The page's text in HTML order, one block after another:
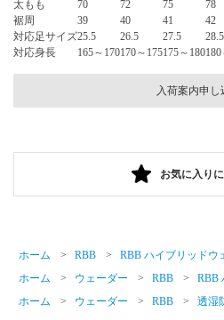
入荷案内申し
太もも 70 72 75
78
裾周
39 40 41
42
対応足サイズ25.5 26.5 27.5
28.5
対応身長
165～170170～175175～180
お気に入り
ホーム > RBB >
RBB ハイブリッドウ
ホーム
> ウェーダー > RBB >
RBB
ホーム
> ウェーダー > RBB > 透湿